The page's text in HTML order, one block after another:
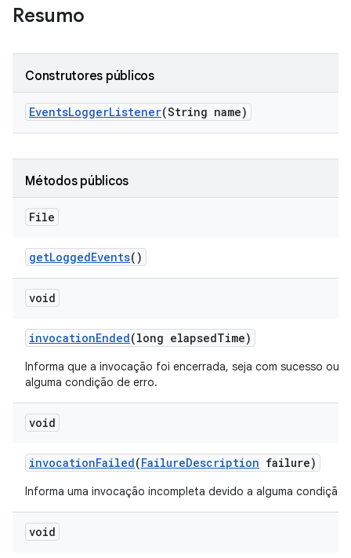
Resumo
Construtores públicos
EventsLoggerListener(String name)
Métodos públicos
File
getLoggedEvents()
void
invocationEnded(long elapsedTime)
Informa que a invocação foi encerrada, seja com sucesso ou
alguma condição de erro.
void
invocationFailed(FailureDescription failure)
Informa uma invocação incompleta devido a alguma condição
void